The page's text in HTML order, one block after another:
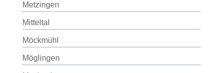
Metzingen
Mitteltal
Möckmühl
Möglingen